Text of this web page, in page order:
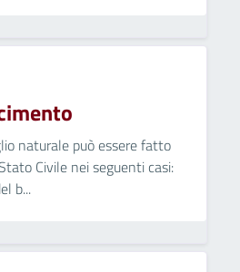
naturale può essere fatto
Civile nei seguenti casi:
b...